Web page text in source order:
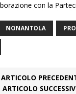
con la
NONANTOLA
ARTICOLO
ARTICOLO